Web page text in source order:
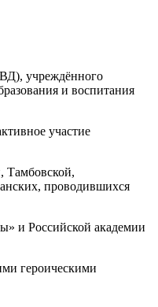
учреждённого
и воспитания
участие
Тамбовской,
проводившихся
и Российской академии
героическими